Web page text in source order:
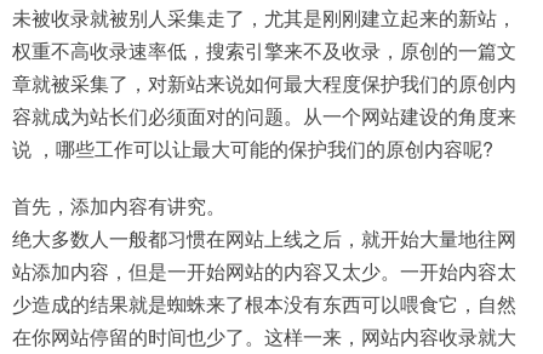
未被收录就被别人采集走了，尤其是刚刚建立起来的新站，
权重不高收录速率低，搜索引擎来不及收录，原创的一篇文
章就被采集了，对新站来说如何最大程度保护我们的原创内
容就成为站长们必须面对的问题。从一个网站建设的角度来
说 ，哪些工作可以让最大可能的保护我们的原创内容呢?
首先，添加内容有讲究。
绝大多数人一般都习惯在网站上线之后，就开始大量地往网
站添加内容，但是一开始网站的内容又太少。一开始内容太
少造成的结果就是蜘蛛来了根本没有东西可以喂食它，自然
在你网站停留的时间也少了。这样一来，网站内容收录就大